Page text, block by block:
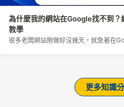
為什麼我的網站在Google找不到
教學
很多老闆網站剛做好沒幾天，就急著在
更多知識